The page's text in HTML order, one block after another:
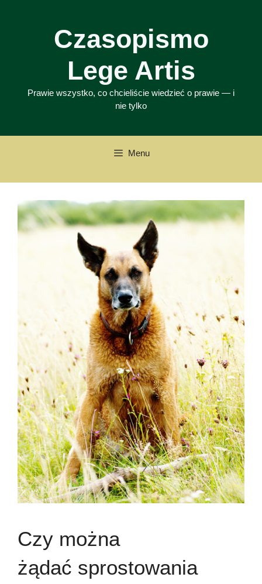
Czasopismo
Lege Artis
Prawie wszystko, co chcieliście wiedzieć o prawie — i
nie tylko
Menu
Czy można
żądać sprostowania